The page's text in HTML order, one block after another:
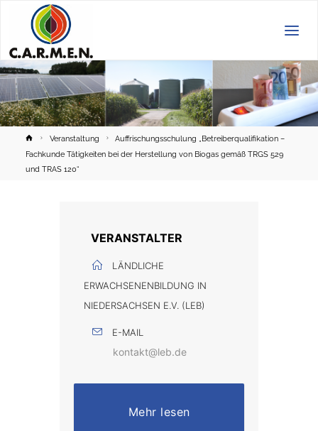
HomeVeranstaltung
Auffrischungsschulung „Betreiberqualifikation –
Fachkunde Tätigkeiten bei der Herstellung von Biogas gemäß TRGS 529
und TRAS 120“
VERANSTALTER
LÄNDLICHE
ERWACHSENENBILDUNG IN
NIEDERSACHSEN E.V. (LEB)
E-MAIL
kontakt@leb.de
Mehr lesen